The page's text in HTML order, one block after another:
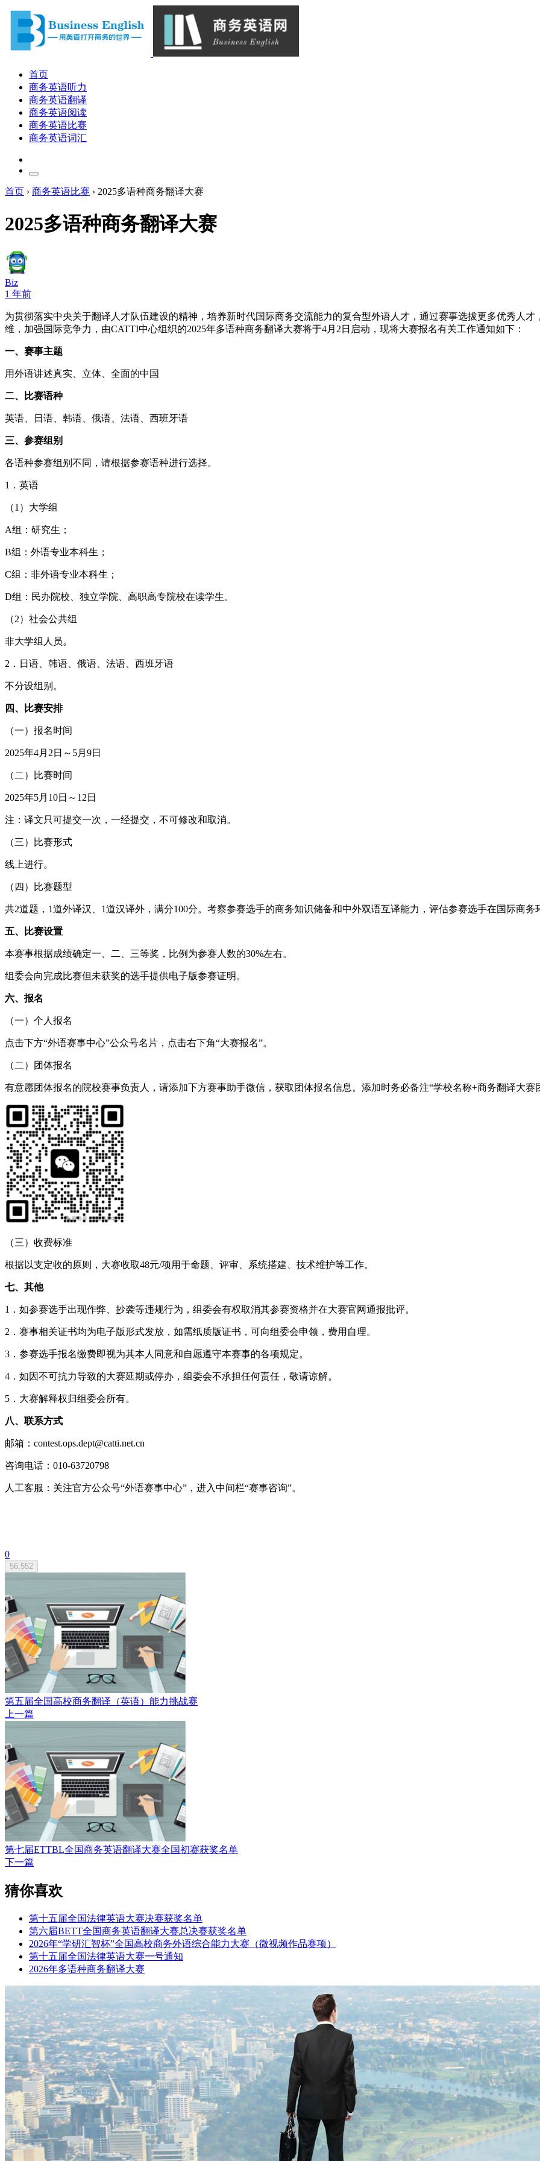
首页
商务英语听力
商务英语翻译
商务英语阅读
商务英语比赛
商务英语词汇
首页 › 商务英语比赛 › 2025多语种商务翻译大赛
2025多语种商务翻译大赛
Biz
1 年前
为贯彻落实中央关于翻译人才队伍建设的精神，培养新时代国际商务交流能力的复合型外语人才，通过赛事选拔更多优秀人
维，加强国际竞争力，由CATTI中心组织的2025年多语种商务翻译大赛将于4月2日启动，现将大赛报名有关工作通知如下：
一、赛事主题
用外语讲述真实、立体、全面的中国
二、比赛语种
英语、日语、韩语、俄语、法语、西班牙语
三、参赛组别
各语种参赛组别不同，请根据参赛语种进行选择。
1．英语
（1）大学组
A组：研究生；
B组：外语专业本科生；
C组：非外语专业本科生；
D组：民办院校、独立学院、高职高专院校在读学生。
（2）社会公共组
非大学组人员。
2．日语、韩语、俄语、法语、西班牙语
不分设组别。
四、比赛安排
（一）报名时间
2025年4月2日～5月9日
（二）比赛时间
2025年5月10日～12日
注：译文只可提交一次，一经提交，不可修改和取消。
（三）比赛形式
线上进行。
（四）比赛题型
共2道题，1道外译汉、1道汉译外，满分100分。考察参赛选手的商务知识储备和中外双语互译能力，评估参赛选手在国际商务
五、比赛设置
本赛事根据成绩确定一、二、三等奖，比例为参赛人数的30%左右。
组委会向完成比赛但未获奖的选手提供电子版参赛证明。
六、报名
（一）个人报名
点击下方“外语赛事中心”公众号名片，点击右下角“大赛报名”。
（二）团体报名
有意愿团体报名的院校赛事负责人，请添加下方赛事助手微信，获取团体报名信息。添加时务必备注“学校名称+商务翻译大赛
（三）收费标准
根据以支定收的原则，大赛收取48元/项用于命题、评审、系统搭建、技术维护等工作。
七、其他
1．如参赛选手出现作弊、抄袭等违规行为，组委会有权取消其参赛资格并在大赛官网通报批评。
2．赛事相关证书均为电子版形式发放，如需纸质版证书，可向组委会申领，费用自理。
3．参赛选手报名缴费即视为其本人同意和自愿遵守本赛事的各项规定。
4．如因不可抗力导致的大赛延期或停办，组委会不承担任何责任，敬请谅解。
5．大赛解释权归组委会所有。
八、联系方式
邮箱：contest.ops.dept@catti.net.cn
咨询电话：010-63720798
人工客服：关注官方公众号“外语赛事中心”，进入中间栏“赛事咨询”。
0
56,552
第五届全国高校商务翻译（英语）能力挑战赛
上一篇
第七届ETTBL全国商务英语翻译大赛全国初赛获奖名单
下一篇
猜你喜欢
第十五届全国法律英语大赛决赛获奖名单
第六届BETT全国商务英语翻译大赛总决赛获奖名单
2026年“学研汇智杯”全国高校商务外语综合能力大赛（微视频作品赛项）
第十五届全国法律英语大赛一号通知
2026年多语种商务翻译大赛